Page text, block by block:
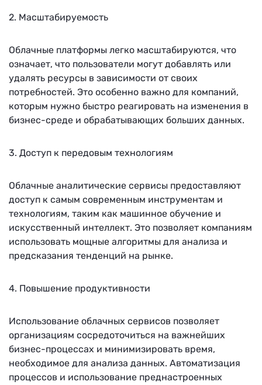
2. Масштабируемость
Облачные платформы легко масштабируются, что
означает, что пользователи могут добавлять или
удалять ресурсы в зависимости от своих
потребностей. Это особенно важно для компаний,
которым нужно быстро реагировать на изменения в
бизнес-среде и обрабатывающих больших данных.
3. Доступ к передовым технологиям
Облачные аналитические сервисы предоставляют
доступ к самым современным инструментам и
технологиям, таким как машинное обучение и
искусственный интеллект. Это позволяет компаниям
использовать мощные алгоритмы для анализа и
предсказания тенденций на рынке.
4. Повышение продуктивности
Использование облачных сервисов позволяет
организациям сосредоточиться на важнейших
бизнес-процессах и минимизировать время,
необходимое для анализа данных. Автоматизация
процессов и использование преднастроенных